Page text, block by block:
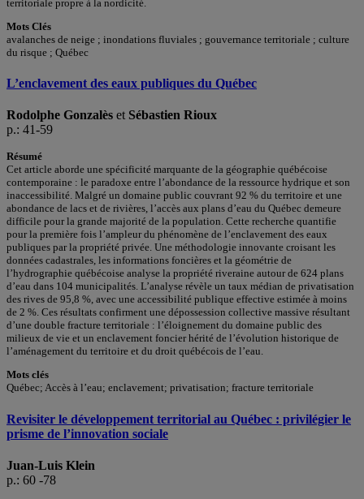
territoriale propre à la nordicité.
Mots Clés
avalanches de neige ; inondations fluviales ; gouvernance territoriale ; culture
du risque ; Québec
L’enclavement des eaux publiques du Québec
Rodolphe Gonzalès et Sébastien Rioux
p.: 41-59
Résumé
Cet article aborde une spécificité marquante de la géographie québécoise
contemporaine : le paradoxe entre l’abondance de la ressource hydrique et son
inaccessibilité. Malgré un domaine public couvrant 92 % du territoire et une
abondance de lacs et de rivières, l’accès aux plans d’eau du Québec demeure
difficile pour la grande majorité de la population. Cette recherche quantifie
pour la première fois l’ampleur du phénomène de l’enclavement des eaux
publiques par la propriété privée. Une méthodologie innovante croisant les
données cadastrales, les informations foncières et la géométrie de
l’hydrographie québécoise analyse la propriété riveraine autour de 624 plans
d’eau dans 104 municipalités. L’analyse révèle un taux médian de privatisation
des rives de 95,8 %, avec une accessibilité publique effective estimée à moins
de 2 %. Ces résultats confirment une dépossession collective massive résultant
d’une double fracture territoriale : l’éloignement du domaine public des
milieux de vie et un enclavement foncier hérité de l’évolution historique de
l’aménagement du territoire et du droit québécois de l’eau.
Mots clés
Québec; Accès à l’eau; enclavement; privatisation; fracture territoriale
Revisiter le développement territorial au Québec : privilégier le
prisme de l’innovation sociale
Juan-Luis Klein
p.: 60 -78